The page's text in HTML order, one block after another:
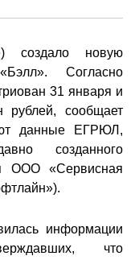
создало новую
Согласно
31 января и
рублей, сообщает
данные ЕГРЮЛ,
созданного
ООО «Сервисная
информации
что